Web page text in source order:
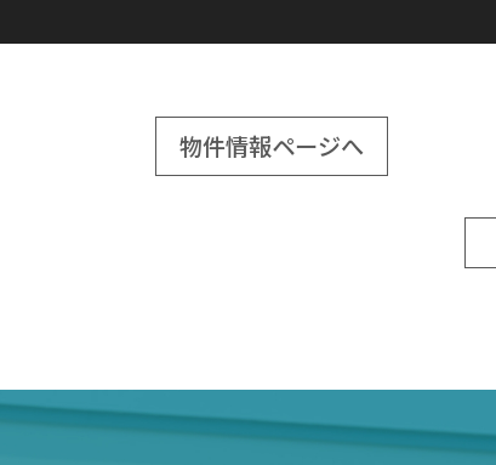
物件情報ページへ